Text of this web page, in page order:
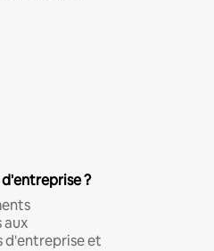
?
aux
d'entreprise et